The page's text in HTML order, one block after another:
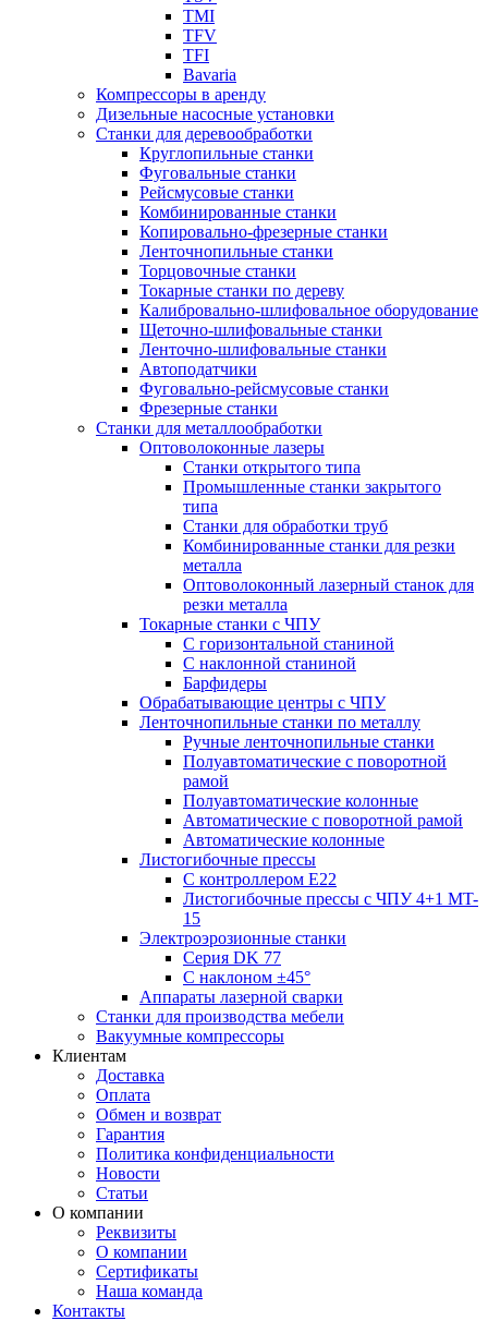
TMI
TFV
TFI
Bavaria
Компрессоры в аренду
Дизельные насосные установки
Станки для деревообработки
Круглопильные станки
Фуговальные станки
Рейсмусовые станки
Комбинированные станки
Копировально-фрезерные станки
Ленточнопильные станки
Торцовочные станки
Токарные станки по дереву
Калибровально-шлифовальное оборудование
Щеточно-шлифовальные станки
Ленточно-шлифовальные станки
Автоподатчики
Фуговально-рейсмусовые станки
Фрезерные станки
Станки для металлообработки
Оптоволоконные лазеры
Станки открытого типа
Промышленные станки закрытого
типа
Станки для обработки труб
Комбинированные станки для резки
металла
Оптоволоконный лазерный станок для
резки металла
Токарные станки с ЧПУ
С горизонтальной станиной
С наклонной станиной
Барфидеры
Обрабатывающие центры с ЧПУ
Ленточнопильные станки по металлу
Ручные ленточнопильные станки
Полуавтоматические с поворотной
рамой
Полуавтоматические колонные
Автоматические с поворотной рамой
Автоматические колонные
Листогибочные прессы
С контроллером E22
Листогибочные прессы с ЧПУ 4+1 MT-
15
Электроэрозионные станки
Серия DK 77
С наклоном ±45°
Аппараты лазерной сварки
Станки для производства мебели
Вакуумные компрессоры
Клиентам
Доставка
Оплата
Обмен и возврат
Гарантия
Политика конфиденциальности
Новости
Статьи
О компании
Реквизиты
О компании
Сертификаты
Наша команда
Контакты